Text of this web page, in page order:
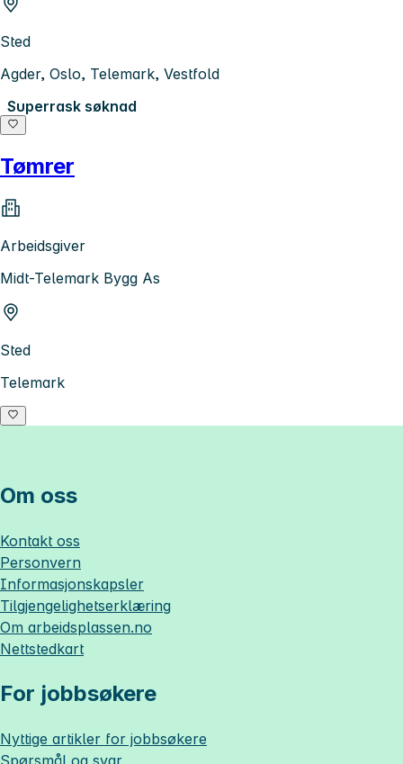
Sted
Agder, Oslo, Telemark, Vestfold
Superrask søknad
Tømrer
Arbeidsgiver
Midt-Telemark Bygg As
Sted
Telemark
Om oss
Kontakt oss
Personvern
Informasjonskapsler
Tilgjengelighetserklæring
Om arbeidsplassen.no
Nettstedkart
For jobbsøkere
Nyttige artikler for jobbsøkere
Spørsmål og svar